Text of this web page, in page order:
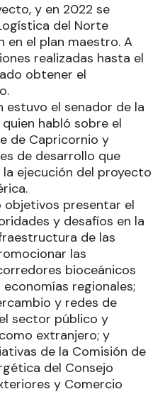
y en 2022 se
del Norte
en el plan maestro. A
realizadas hasta el
obtener el
estuvo el senador de la
habló sobre el
de Capricornio y
de desarrollo que
ejecución del proyecto
presentar el
y desafíos en la
de las
las
bioceánicos
regionales;
y redes de
sector público y
extranjero; y
de la Comisión de
del Consejo
y Comercio